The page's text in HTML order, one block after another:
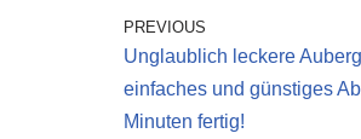
PREVIOUS
Unglaublich leckere
einfaches und günstiges
Minuten fertig!